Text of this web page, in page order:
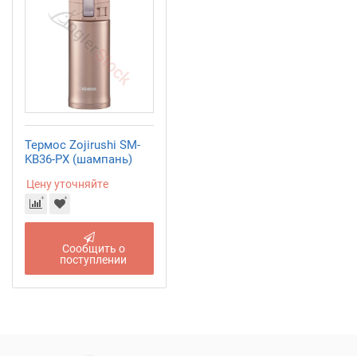
Термос Zojirushi SM-
KB36-PX (шампань)
Цену уточняйте
Сообщить о
поступлении